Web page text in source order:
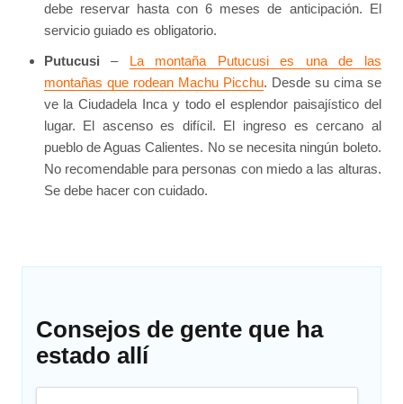
debe reservar hasta con 6 meses de anticipación. El
servicio guiado es obligatorio.
Putucusi – La montaña Putucusi es una de las
montañas que rodean Machu Picchu. Desde su cima se
ve la Ciudadela Inca y todo el esplendor paisajístico del
lugar. El ascenso es difícil. El ingreso es cercano al
pueblo de Aguas Calientes. No se necesita ningún boleto.
No recomendable para personas con miedo a las alturas.
Se debe hacer con cuidado.
Consejos de gente que ha
estado allí